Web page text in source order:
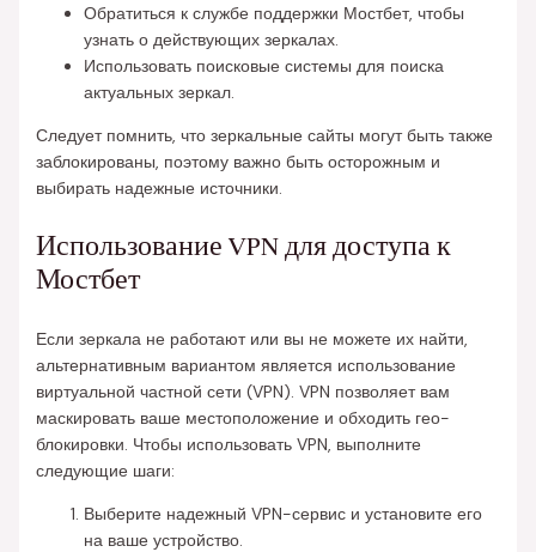
Обратиться к службе поддержки Мостбет, чтобы
узнать о действующих зеркалах.
Использовать поисковые системы для поиска
актуальных зеркал.
Следует помнить, что зеркальные сайты могут быть также
заблокированы, поэтому важно быть осторожным и
выбирать надежные источники.
Использование VPN для доступа к
Мостбет
Если зеркала не работают или вы не можете их найти,
альтернативным вариантом является использование
виртуальной частной сети (VPN). VPN позволяет вам
маскировать ваше местоположение и обходить гео-
блокировки. Чтобы использовать VPN, выполните
следующие шаги:
Выберите надежный VPN-сервис и установите его
на ваше устройство.